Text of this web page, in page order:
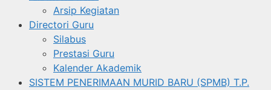
Arsip Kegiatan
Directori Guru
Silabus
Prestasi Guru
Kalender Akademik
SISTEM PENERIMAAN MURID BARU (SPMB) T.P.